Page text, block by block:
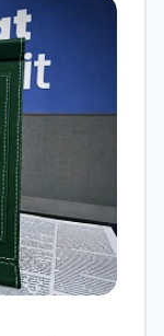
и бизнес-
живого
вопросы
и